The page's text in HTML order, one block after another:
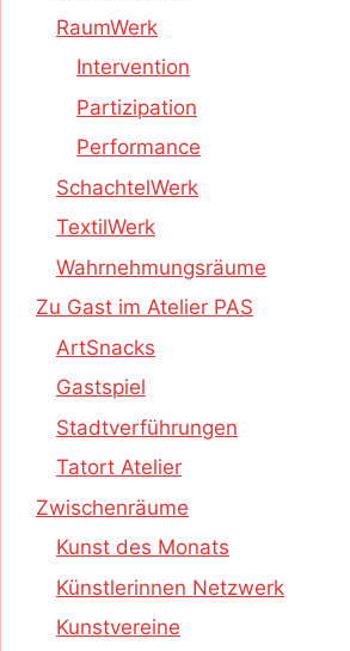
RaumWerk
Intervention
Partizipation
Performance
SchachtelWerk
TextilWerk
Wahrnehmungsräume
Zu Gast im Atelier PAS
ArtSnacks
Gastspiel
Stadtverführungen
Tatort Atelier
Zwischenräume
Kunst des Monats
Künstlerinnen Netzwerk
Kunstvereine